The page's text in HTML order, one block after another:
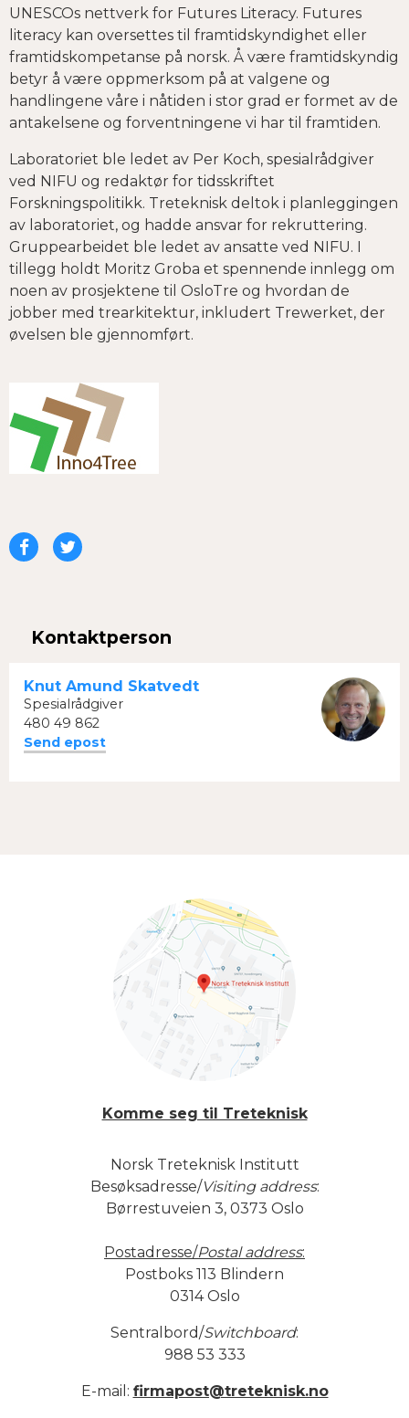
UNESCOs nettverk for Futures Literacy. Futures
literacy kan oversettes til framtidskyndighet eller
framtidskompetanse på norsk. Å være framtidskyndig
betyr å være oppmerksom på at valgene og
handlingene våre i nåtiden i stor grad er formet av de
antakelsene og forventningene vi har til framtiden.
Laboratoriet ble ledet av Per Koch, spesialrådgiver
ved NIFU og redaktør for tidsskriftet
Forskningspolitikk. Treteknisk deltok i planleggingen
av laboratoriet, og hadde ansvar for rekruttering.
Gruppearbeidet ble ledet av ansatte ved NIFU. I
tillegg holdt Moritz Groba et spennende innlegg om
noen av prosjektene til OsloTre og hvordan de
jobber med trearkitektur, inkludert Trewerket, der
øvelsen ble gjennomført.
Del Del
Kontaktperson
Knut Amund Skatvedt
Spesialrådgiver
480 49 862
Send epost
Komme seg til Treteknisk
Norsk Treteknisk Institutt
Besøksadresse/Visiting address:
Børrestuveien 3, 0373 Oslo
Postadresse/Postal address:
Postboks 113 Blindern
0314 Oslo
Sentralbord/Switchboard:
988 53 333
E-mail: firmapost@treteknisk.no